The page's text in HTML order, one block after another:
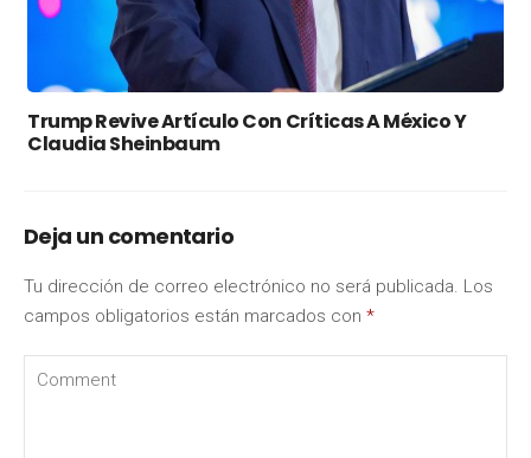
Trump Revive Artículo Con Críticas A México Y
Claudia Sheinbaum
Deja un comentario
Tu dirección de correo electrónico no será publicada. Los
campos obligatorios están marcados con *